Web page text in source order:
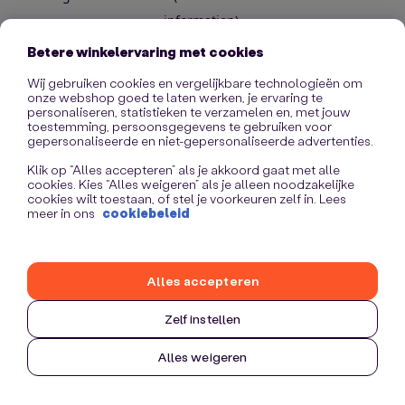
information).
Betere winkelervaring met cookies
Wij gebruiken cookies en vergelijkbare technologieën om
onze webshop goed te laten werken, je ervaring te
personaliseren, statistieken te verzamelen en, met jouw
toestemming, persoonsgegevens te gebruiken voor
gepersonaliseerde en niet-gepersonaliseerde advertenties.
Klik op “Alles accepteren” als je akkoord gaat met alle
cookies. Kies “Alles weigeren” als je alleen noodzakelijke
cookies wilt toestaan, of stel je voorkeuren zelf in. Lees
meer in ons cookiebeleid
Zelf instellen
Alles weigeren
Alles accepteren